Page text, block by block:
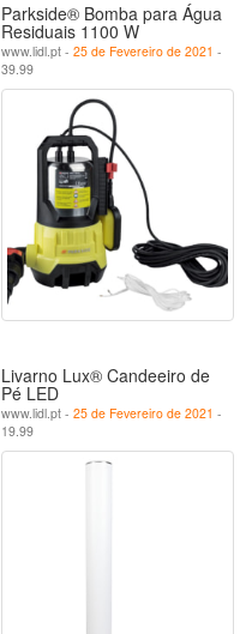
Parkside® Bomba para Água
Residuais 1100 W
www.lidl.pt - 25 de Fevereiro de 2021 -
39.99
Livarno Lux® Candeeiro de
Pé LED
www.lidl.pt - 25 de Fevereiro de 2021 -
19.99